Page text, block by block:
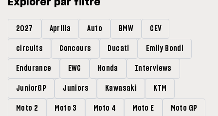
Explorer par filtre
2027 Aprilia Auto BMW CEV
circuits Concours Ducati Emily Bondi
Endurance EWC Honda Interviews
JuniorGP Juniors Kawasaki KTM
Moto 2 Moto 3 Moto 4 Moto E Moto GP